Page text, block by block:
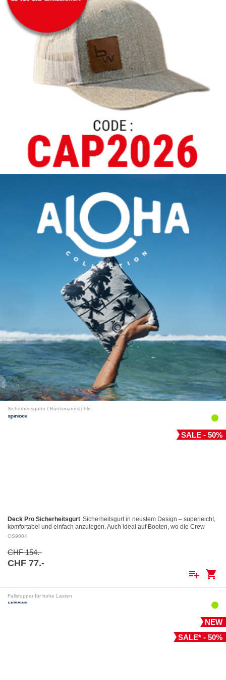
Sicherheitsgurte / Bootsmannstühle
SALE - 50%
Deck Pro Sicherheitsgurt Sicherheitsgurt in neustem Design – superleicht,
komfortabel und einfach anzulegen. Auch ideal auf Booten, wo die Crew
dauernd angeklinkt ist.…
OS9004
CHF 154.-
CHF 77.-
playlist_add shopping_cart
Fallstopper für hohe Lasten
NEW
SALE* - 50%